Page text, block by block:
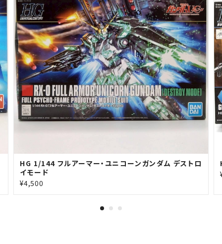
HG 1/144 フルアーマー・ユニコーンガンダム デストロ
イモード
¥4,500